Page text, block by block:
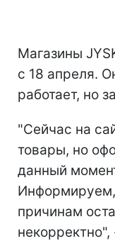
Магазины
с 18 апреля.
работает, но
"Сейчас на
товары, но
данный
Информируем,
причинам